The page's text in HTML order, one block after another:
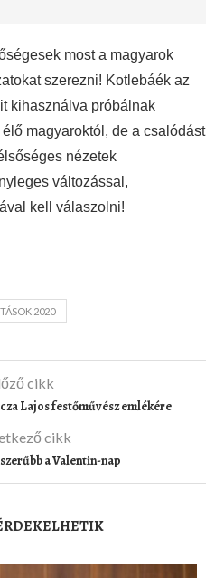
most a magyarok
szerezni! Kotlebáék az
kihasználva próbálnak
magyaroktól, de a csalódást
nézetek
változással,
kell válaszolni!
2020
cikk
Lajos festőművész emlékére
cikk
a Valentin-nap